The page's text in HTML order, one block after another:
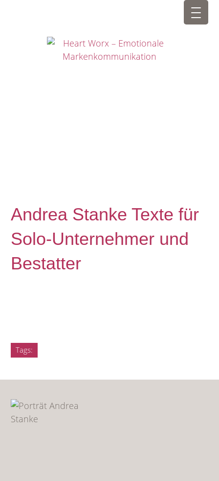
Andrea Stanke Texte für
Solo-Unternehmer und
Bestatter
Tags: